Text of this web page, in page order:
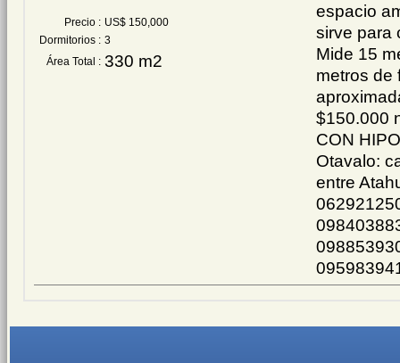
Precio : US$ 150,000
Dormitorios : 3
Área Total : 330 m2
espacio
sirve para
Mide 15
metros de
$150.000
CON
Otavalo:
entre